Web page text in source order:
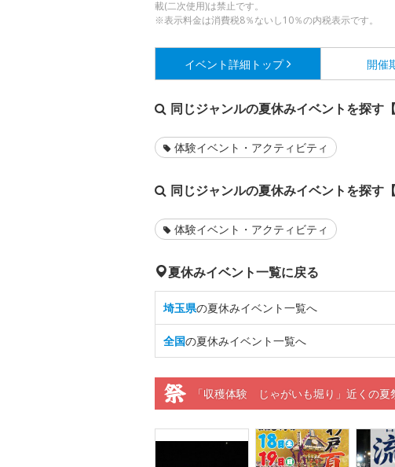
載(二次使用)は禁止です。
※表示料金は消費税8％ないし10％の内税表示です。
イベント詳細 トップ 開催
同じジャンルの夏休みイベントを探す【
体験イベント・アクティビティ
同じジャンルの夏休みイベントを探す【
体験イベント・アクティビティ
夏休みイベント一覧に戻る
埼玉県の夏休みイベント一覧へ
全国の夏休みイベント一覧へ
「収穫体験 じゃがいも堀り」近くの夏